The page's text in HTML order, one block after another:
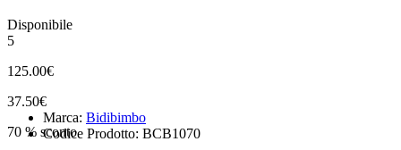
Disponibile
5
125.00€
37.50€
70 % sconto
Marca: Bidibimbo
Codice Prodotto: BCB1070